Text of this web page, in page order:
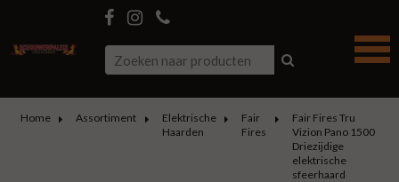
Home Assortiment
Elektrische
Haarden
Fair
Fires
Fair Fires Tru
Vizion Pano 1500
Driezijdige
elektrische
sfeerhaard